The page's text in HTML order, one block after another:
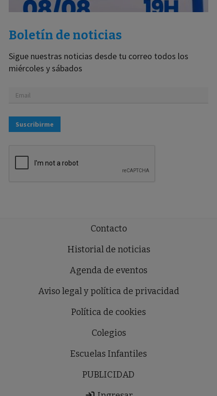
Boletín de noticias
Sigue nuestras noticias desde tu correo todos los
miércoles y sábados
Suscribirme
Contacto
Historial de noticias
Agenda de eventos
Aviso legal y política de privacidad
Política de cookies
Colegios
Escuelas Infantiles
PUBLICIDAD